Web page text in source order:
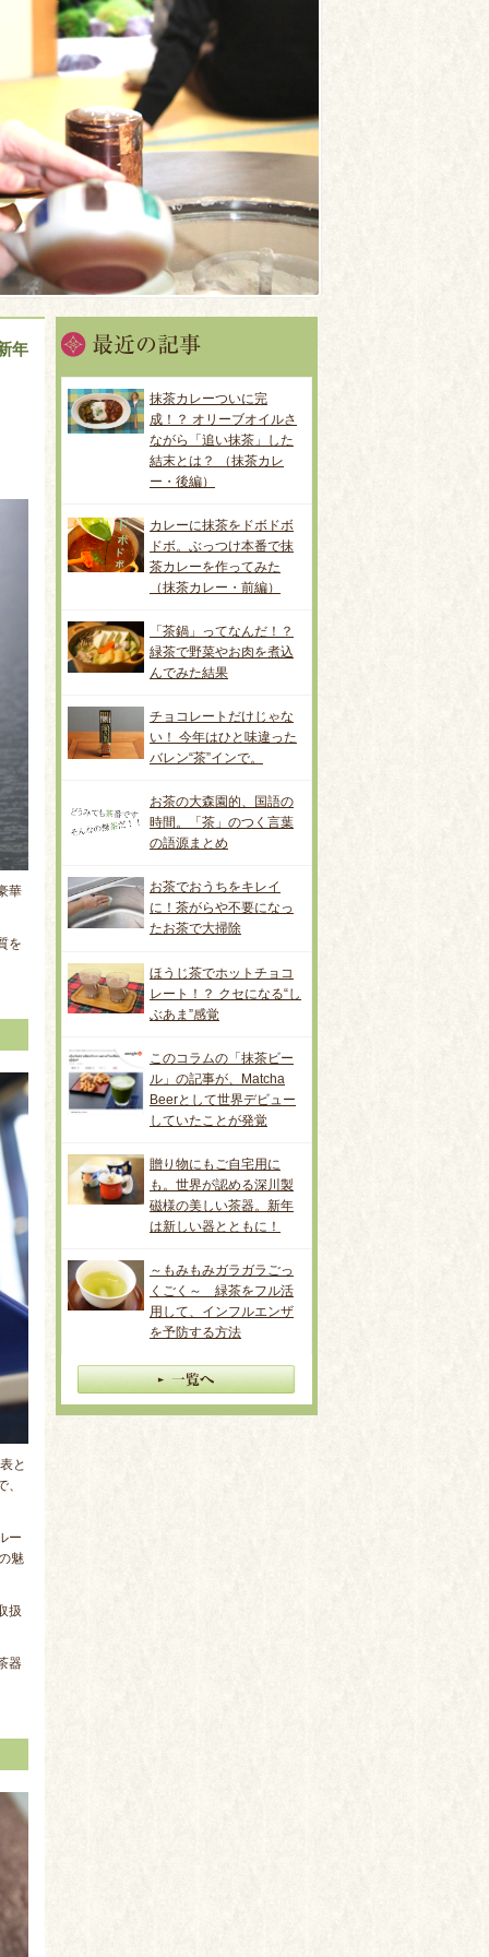
年
華
を
と
ー
魅
扱
器
抹茶カレーついに完
成！？ オリーブオイルさ
ながら「追い抹茶」した
結末とは？ （抹茶カレ
ー・後編）
カレーに抹茶をドボドボ
ドボ。ぶっつけ本番で抹
茶カレーを作ってみた
（抹茶カレー・前編）
「茶鍋」ってなんだ！？
緑茶で野菜やお肉を煮込
んでみた結果
チョコレートだけじゃな
い！ 今年はひと味違った
バレン“茶”インで。
お茶の大森園的、国語の
時間。「茶」のつく言葉
の語源まとめ
お茶でおうちをキレイ
に！茶がらや不要になっ
たお茶で大掃除
ほうじ茶でホットチョコ
レート！？ クセになる“し
ぶあま”感覚
このコラムの「抹茶ビー
ル」の記事が、Matcha
Beerとして世界デビュー
していたことが発覚
贈り物にもご自宅用に
も。世界が認める深川製
磁様の美しい茶器。新年
は新しい器とともに！
～もみもみガラガラごっ
くごく～ 緑茶をフル活
用して、インフルエンザ
を予防する方法